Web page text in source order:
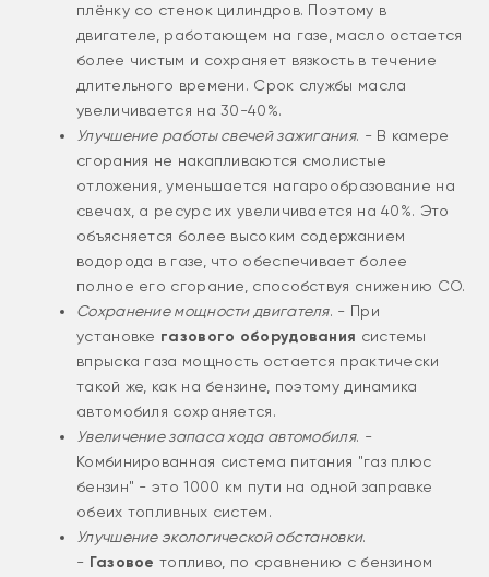
плёнку со стенок цилиндров. Поэтому в
двигателе, работающем на газе, масло остается
более чистым и сохраняет вязкость в течение
длительного времени. Срок службы масла
увеличивается на 30-40%.
Улучшение работы свечей зажигания. - В камере
сгорания не накапливаются смолистые
отложения, уменьшается нагарообразование на
свечах, а ресурс их увеличивается на 40%. Это
объясняется более высоким содержанием
водорода в газе, что обеспечивает более
полное его сгорание, способствуя снижению СО.
Сохранение мощности двигателя. - При
установке газового оборудования системы
впрыска газа мощность остается практически
такой же, как на бензине, поэтому динамика
автомобиля сохраняется.
Увеличение запаса хода автомобиля. -
Комбинированная система питания "газ плюс
бензин" - это 1000 км пути на одной заправке
обеих топливных систем.
Улучшение экологической обстановки.
- Газовое топливо, по сравнению с бензином